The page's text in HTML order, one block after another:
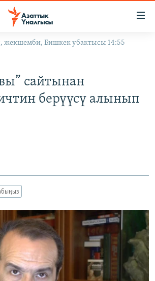
жекшемби, Бишкек убактысы 14:55
сайтынан
берүүсү алынып